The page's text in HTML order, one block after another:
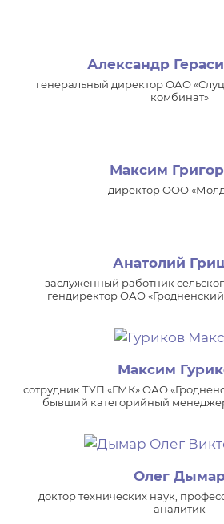
Александр
генеральный директор ОАО
комбинат»
Максим
директор ООО
Анатолий
заслуженный работник
гендиректор ОАО
Максим
сотрудник ТУП «ГМК» ОАО
бывший категорийный
Олег
доктор технических наук,
аналитик